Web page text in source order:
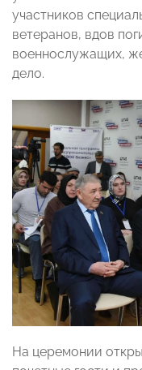
участников
ветеранов, вдов
военнослужащих,
дело.
На церемонии